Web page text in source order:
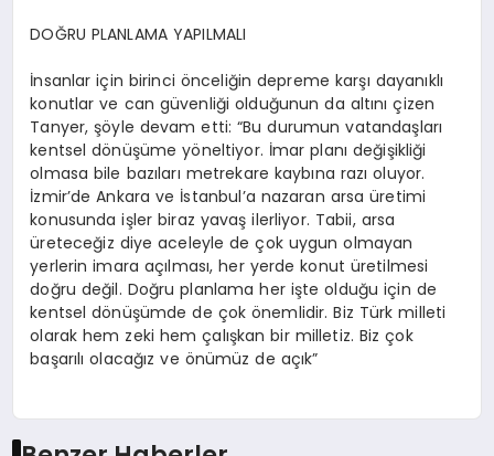
DOĞRU PLANLAMA YAPILMALI
İnsanlar için birinci önceliğin depreme karşı dayanıklı
konutlar ve can güvenliği olduğunun da altını çizen
Tanyer, şöyle devam etti: “Bu durumun vatandaşları
kentsel dönüşüme yöneltiyor. İmar planı değişikliği
olmasa bile bazıları metrekare kaybına razı oluyor.
İzmir’de Ankara ve İstanbul’a nazaran arsa üretimi
konusunda işler biraz yavaş ilerliyor. Tabii, arsa
üreteceğiz diye aceleyle de çok uygun olmayan
yerlerin imara açılması, her yerde konut üretilmesi
doğru değil. Doğru planlama her işte olduğu için de
kentsel dönüşümde de çok önemlidir. Biz Türk milleti
olarak hem zeki hem çalışkan bir milletiz. Biz çok
başarılı olacağız ve önümüz de açık”